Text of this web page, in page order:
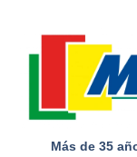
Más de 35